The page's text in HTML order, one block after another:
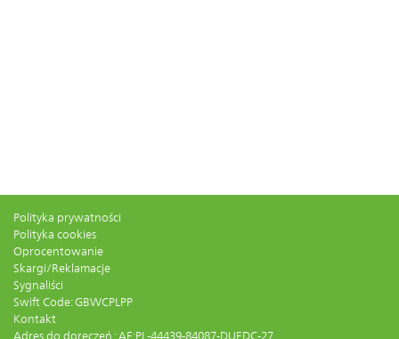
Polityka prywatności
Polityka cookies
Oprocentowanie
Skargi/Reklamacje
Sygnaliści
Swift Code: GBWCPLPP
Kontakt
Adres do doręczeń : AE:PL-44439-84087-DUEDC-27